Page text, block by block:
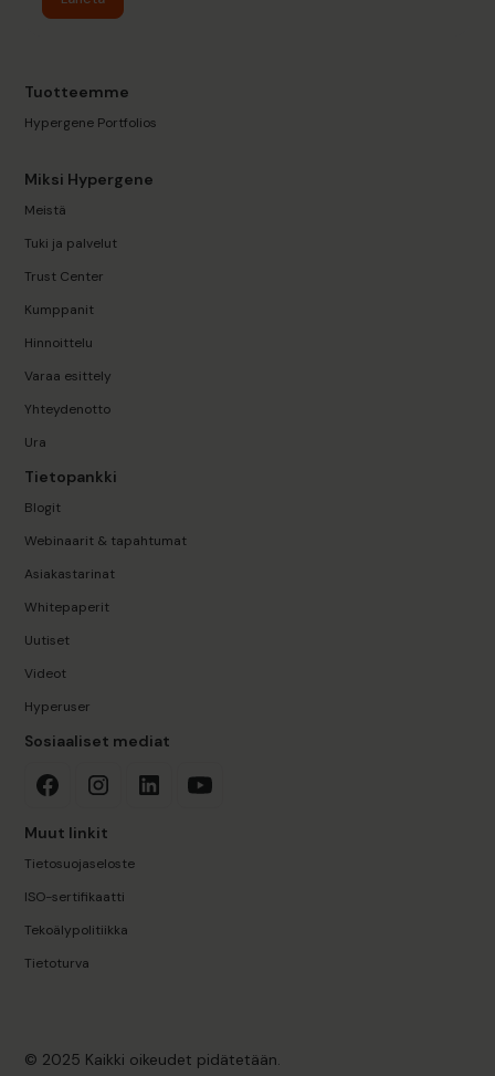
Tuotteemme
Hypergene Portfolios
Miksi Hypergene
Meistä
Tuki ja palvelut
Trust Center
Kumppanit
Hinnoittelu
Varaa esittely
Yhteydenotto
Ura
Tietopankki
Blogit
Webinaarit & tapahtumat
Asiakastarinat
Whitepaperit
Uutiset
Videot
Hyperuser
Sosiaaliset mediat
Muut linkit
Tietosuojaseloste
ISO-sertifikaatti
Tekoälypolitiikka
Tietoturva
© 2025 Kaikki oikeudet pidätetään.